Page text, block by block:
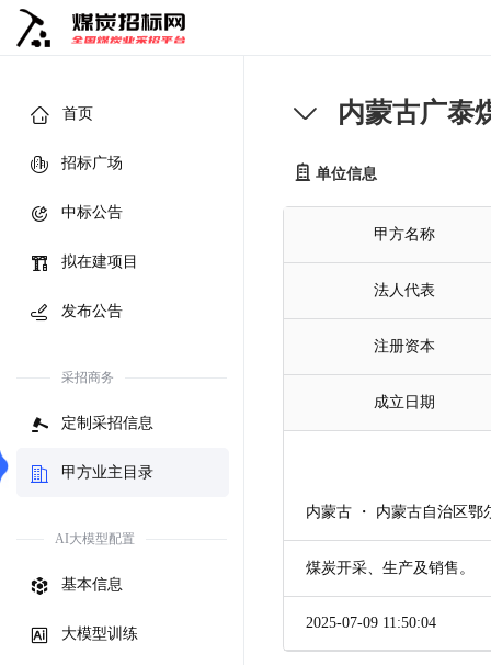
首页
招标广场
中标公告
拟在建项目
发布公告
采招商务
定制采招信息
甲方业主目录
AI大模型配置
基本信息
大模型训练
内蒙古广泰
单位信息
甲方名称
法人代表
注册资本
成立日期
内蒙古 ・ 内蒙古自治区鄂
煤炭开采、生产及销售。
2025-07-09 11:50:04